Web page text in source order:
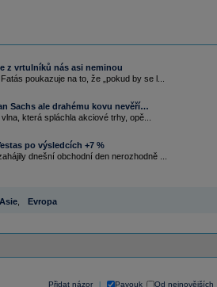
z vrtulníků nás asi neminou
poukazuje na to, že „pokud by se l...
Sachs ale drahému kovu nevěří…
která spláchla akciové trhy, opě...
po výsledcích +7 %
dnešní obchodní den nerozhodně ...
Asie, Evropa
Přidat názor Pavouk Od nejnovějších